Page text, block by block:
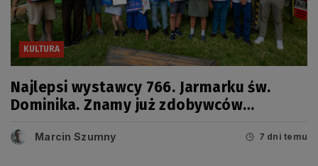
KULTURA
Najlepsi wystawcy 766. Jarmarku św.
Dominika. Znamy już zdobywców
Marcin Szumny 7 dni temu